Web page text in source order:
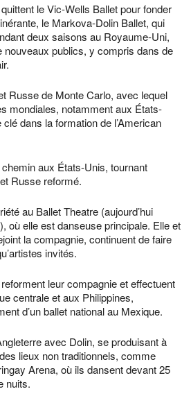
le Vic-Wells Ballet pour fonder
le Markova-Dolin Ballet, qui
deux saisons au Royaume-Uni,
nouveaux publics, y compris dans de
Russe de Monte Carlo, avec lequel
mondiales, notamment aux États-
dans la formation de l’American
aux États-Unis, tournant
Russe reformé.
au Ballet Theatre (aujourd’hui
où elle est danseuse principale. Elle et
la compagnie, continuent de faire
invités.
leur compagnie et effectuent
centrale et aux Philippines,
d’un ballet national au Mexique.
avec Dolin, se produisant à
lieux non traditionnels, comme
Arena, où ils dansent devant 25
nuits.